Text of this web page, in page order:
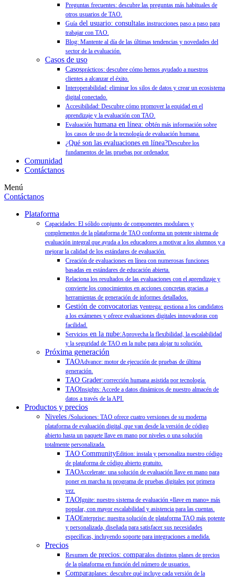
Preguntas frecuentes: descubre las preguntas más habituales de
otros usuarios de TAO.
Guía del usuario: consultalas instrucciones paso a paso para
trabajar con TAO.
Blog: Mantente al día de las últimas tendencias y novedades del
sector de la evaluación.
Casos de uso
Casosprácticos: descubre cómo hemos ayudado a nuestros
clientes a alcanzar el éxito.
Interoperabilidad: eliminar los silos de datos y crear un ecosistema
digital conectado.
Accesibilidad: Descubre cómo promover la equidad en el
aprendizaje y la evaluación con TAO.
Evaluación humana en línea: obtén más información sobre
los casos de uso de la tecnología de evaluación humana.
¿Qué son las evaluaciones en línea?Descubre los
fundamentos de las pruebas por ordenador.
Comunidad
Contáctanos
Menú
Contáctanos
Plataforma
Capacidades: El sólido conjunto de componentes modulares y
complementos de la plataforma de TAO conforma un potente sistema de
evaluación integral que ayuda a los educadores a motivar a los alumnos y a
mejorar la calidad de los estándares de evaluación.
Creación de evaluaciones en línea con numerosas funciones
basadas en estándares de educación abierta.
Relaciona los resultados de las evaluaciones con el aprendizaje y
convierte los conocimientos en acciones concretas gracias a
herramientas de generación de informes detallados.
Gestión de convocatorias yentrega: gestiona a los candidatos
a los exámenes y ofrece evaluaciones digitales innovadoras con
facilidad.
Servicios en la nube:Aprovecha la flexibilidad, la escalabilidad
y la seguridad de TAO en la nube para alojar tu solución.
Próxima generación
TAOAdvance: motor de ejecución de pruebas de última
generación.
TAO Grader:corrección humana asistida por tecnología.
TAOInsights: Accede a datos dinámicos de nuestro almacén de
datos a través de la API.
Productos y precios
Niveles /Soluciones: TAO ofrece cuatro versiones de su moderna
plataforma de evaluación digital, que van desde la versión de código
abierto hasta un paquete llave en mano por niveles o una solución
totalmente personalizada.
TAO CommunityEdition: instala y personaliza nuestro código
de plataforma de código abierto gratuito.
TAOAccelerate: una solución de evaluación llave en mano para
poner en marcha tu programa de pruebas digitales por primera
vez.
TAOIgnite: nuestro sistema de evaluación «llave en mano» más
popular, con mayor escalabilidad y asistencia para las cuentas.
TAOEnterprise: nuestra solución de plataforma TAO más potente
y personalizada, diseñada para satisfacer sus necesidades
específicas, incluyendo soporte para integraciones a medida.
Precios
Resumen de precios: comparalos distintos planes de precios
de la plataforma en función del número de usuarios.
Comparaplanes: descubre qué incluye cada versión de la